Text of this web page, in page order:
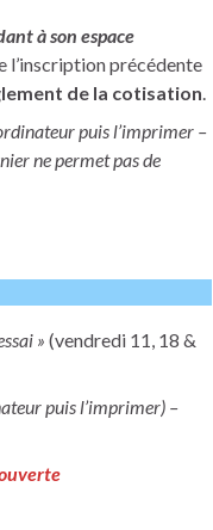
à son espace
l’inscription précédente
de la cotisation.
puis l’imprimer –
ne permet pas de
» (vendredi 11, 18 &
puis l’imprimer) –